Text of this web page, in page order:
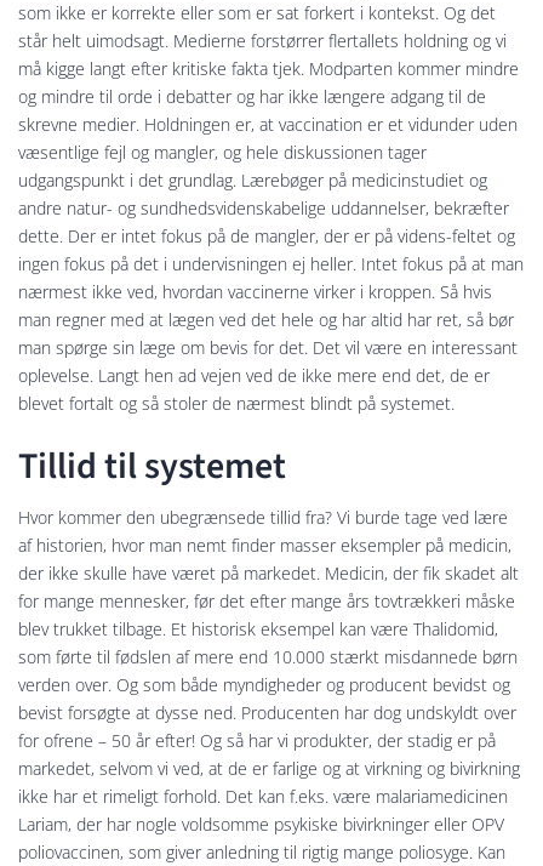
som ikke er korrekte eller som er sat forkert i kontekst. Og det
står helt uimodsagt. Medierne forstørrer flertallets holdning og vi
må kigge langt efter kritiske fakta tjek. Modparten kommer mindre
og mindre til orde i debatter og har ikke længere adgang til de
skrevne medier. Holdningen er, at vaccination er et vidunder uden
væsentlige fejl og mangler, og hele diskussionen tager
udgangspunkt i det grundlag. Lærebøger på medicinstudiet og
andre natur- og sundhedsvidenskabelige uddannelser, bekræfter
dette. Der er intet fokus på de mangler, der er på videns-feltet og
ingen fokus på det i undervisningen ej heller. Intet fokus på at man
nærmest ikke ved, hvordan vaccinerne virker i kroppen. Så hvis
man regner med at lægen ved det hele og har altid har ret, så bør
man spørge sin læge om bevis for det. Det vil være en interessant
oplevelse. Langt hen ad vejen ved de ikke mere end det, de er
blevet fortalt og så stoler de nærmest blindt på systemet.
Tillid til systemet
Hvor kommer den ubegrænsede tillid fra? Vi burde tage ved lære
af historien, hvor man nemt finder masser eksempler på medicin,
der ikke skulle have været på markedet. Medicin, der fik skadet alt
for mange mennesker, før det efter mange års tovtrækkeri måske
blev trukket tilbage. Et historisk eksempel kan være Thalidomid,
som førte til fødslen af mere end 10.000 stærkt misdannede børn
verden over. Og som både myndigheder og producent bevidst og
bevist forsøgte at dysse ned. Producenten har dog undskyldt over
for ofrene – 50 år efter! Og så har vi produkter, der stadig er på
markedet, selvom vi ved, at de er farlige og at virkning og bivirkning
ikke har et rimeligt forhold. Det kan f.eks. være malariamedicinen
Lariam, der har nogle voldsomme psykiske bivirkninger eller OPV
poliovaccinen, som giver anledning til rigtig mange poliosyge. Kan